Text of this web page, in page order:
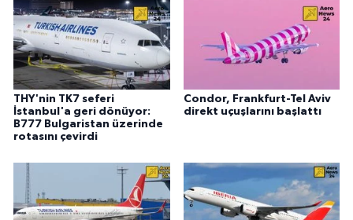
THY'nin TK7 seferi
İstanbul'a geri dönüyor:
B777 Bulgaristan üzerinde
rotasını çevirdi
Condor, Frankfurt-Tel Aviv
direkt uçuşlarını başlattı